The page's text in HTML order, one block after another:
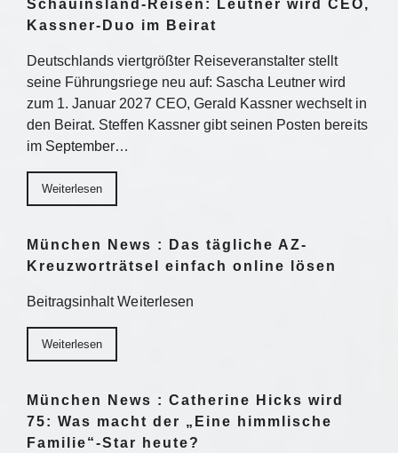
Schauinsland-Reisen: Leutner wird CEO,
Kassner-Duo im Beirat
Deutschlands viertgrößter Reiseveranstalter stellt
seine Führungsriege neu auf: Sascha Leutner wird
zum 1. Januar 2027 CEO, Gerald Kassner wechselt in
den Beirat. Steffen Kassner gibt seinen Posten bereits
im September…
Weiterlesen
München News : Das tägliche AZ-
Kreuzworträtsel einfach online lösen
Beitragsinhalt Weiterlesen
Weiterlesen
München News : Catherine Hicks wird
75: Was macht der „Eine himmlische
Familie“-Star heute?